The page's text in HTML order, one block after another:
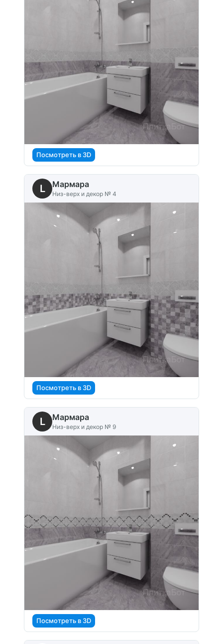
Посмотреть в 3D
L Мармара
Низ-верх и декор № 4
Посмотреть в 3D
L Мармара
Низ-верх и декор № 9
Посмотреть в 3D